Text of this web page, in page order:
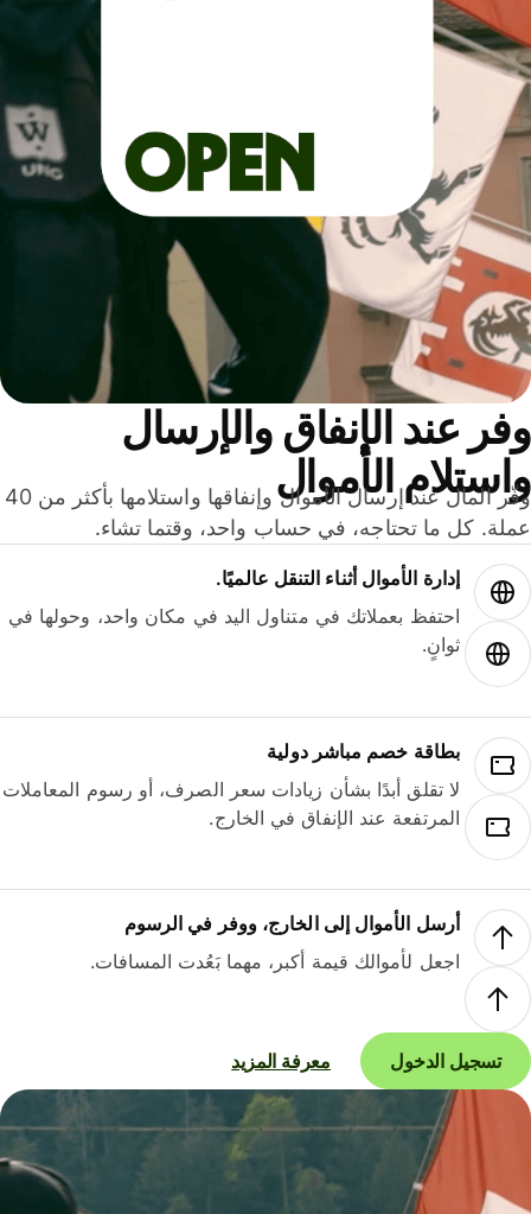
عند الإنفاق والإرسال
الأموال
وفّر المال عند إرسال الأموال وإنفاقها واستلامها بأكثر من 40
كل ما تحتاجه، في حساب واحد، وقتما تشاء.
إدارة الأموال أثناء التنقل عالميًا.
احتفظ بعملاتك في متناول اليد في مكان واحد، وحولها في
ثوانٍ.
بطاقة خصم مباشر دولية
لا تقلق أبدًا بشأن زيادات سعر الصرف، أو رسوم المعاملات
المرتفعة عند الإنفاق في الخارج.
أرسل الأموال إلى الخارج، ووفر في الرسوم
اجعل لأموالك قيمة أكبر، مهما بَعُدت المسافات.
تسجيل الدخول معرفة المزيد